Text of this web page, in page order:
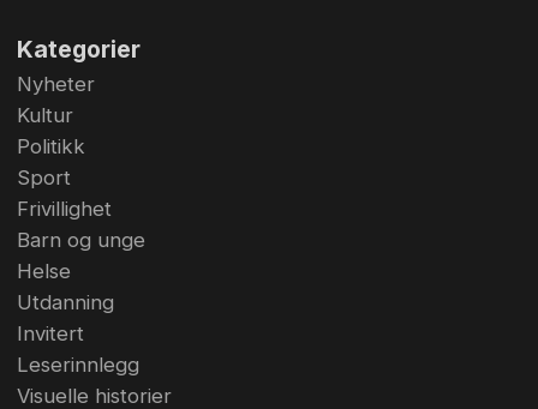
Kategorier
Nyheter
Kultur
Politikk
Sport
Frivillighet
Barn og unge
Helse
Utdanning
Invitert
Leserinnlegg
Visuelle historier